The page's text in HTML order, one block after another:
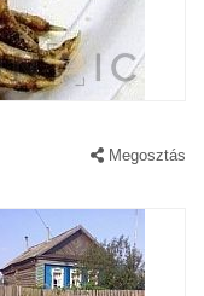
Megosztás